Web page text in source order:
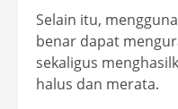
Selain itu,
benar dapat
sekaligus
halus dan merata.